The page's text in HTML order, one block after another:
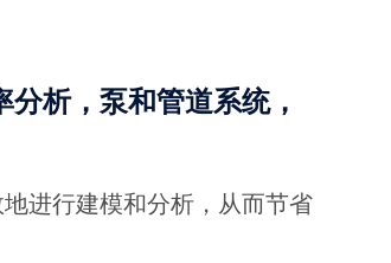
析，泵和管道系统，
进行建模和分析，从而节省